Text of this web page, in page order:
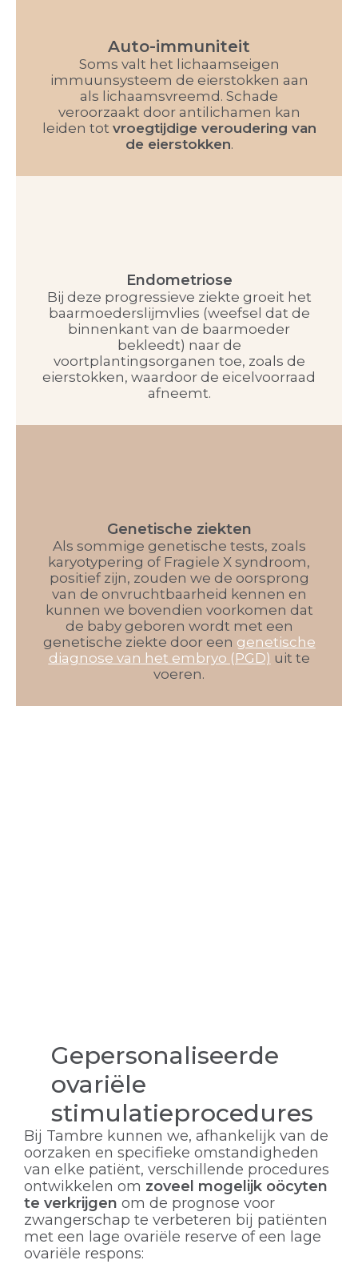
Auto-immuniteit
Soms valt het lichaamseigen
immuunsysteem de eierstokken aan
als lichaamsvreemd. Schade
veroorzaakt door antilichamen kan
leiden tot vroegtijdige veroudering van
de eierstokken.
Endometriose
Bij deze progressieve ziekte groeit het
baarmoederslijmvlies (weefsel dat de
binnenkant van de baarmoeder
bekleedt) naar de
voortplantingsorganen toe, zoals de
eierstokken, waardoor de eicelvoorraad
afneemt.
Genetische ziekten
Als sommige genetische tests, zoals
karyotypering of Fragiele X syndroom,
positief zijn, zouden we de oorsprong
van de onvruchtbaarheid kennen en
kunnen we bovendien voorkomen dat
de baby geboren wordt met een
genetische ziekte door een genetische
diagnose van het embryo (PGD) uit te
voeren.
Gepersonaliseerde
ovariële
stimulatieprocedures
Bij Tambre kunnen we, afhankelijk van de
oorzaken en specifieke omstandigheden
van elke patiënt, verschillende procedures
ontwikkelen om zoveel mogelijk oöcyten
te verkrijgen om de prognose voor
zwangerschap te verbeteren bij patiënten
met een lage ovariële reserve of een lage
ovariële respons: